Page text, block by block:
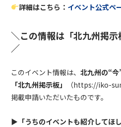
詳細はこちら： イベント公式ペ
＼この情報は「北九州掲示
／
このイベント情報は、北九州の“
「北九州掲示板」
（https://iko-
掲載申請いただいたものです。
▶︎「うちのイベントも紹介してほ